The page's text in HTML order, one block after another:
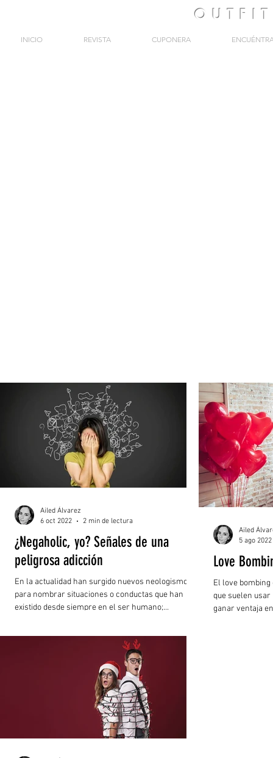
OUTFIT
INICIO REVISTA CUPONERA
¿Negaholic, yo? Señales de una
peligrosa adicción
En la actualidad han surgido nuevos neologismos
para nombrar situaciones o conductas que han
existido desde siempre en el ser humano;...
Ailed Álvarez
6 oct 2022
2 min de lectura
Love
El love
que suelen
ganar ventaja
Ailed
5 ago 2022